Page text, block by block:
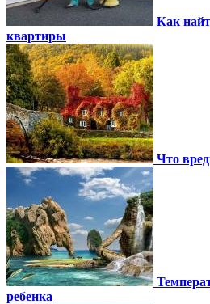
Как
квартиры
Что
ребенка